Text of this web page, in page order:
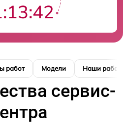
работ Модели Наши работы
сервис-